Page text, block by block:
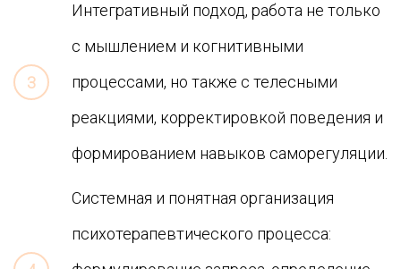
Интегративный подход, работа не только
с мышлением и когнитивными
процессами, но также с телесными
реакциями, корректировкой поведения и
формированием навыков саморегуляции.
Системная и понятная организация
психотерапевтического процесса: